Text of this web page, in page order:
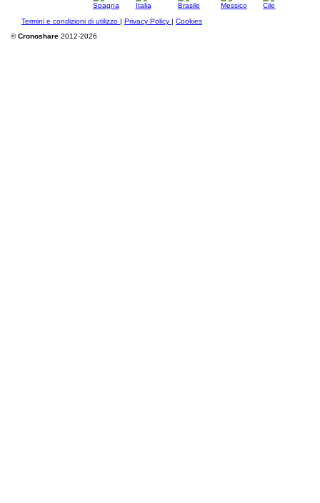
Termini e condizioni di utilizzo | Privacy Policy | Cookies
©Cronoshare 2012-2026